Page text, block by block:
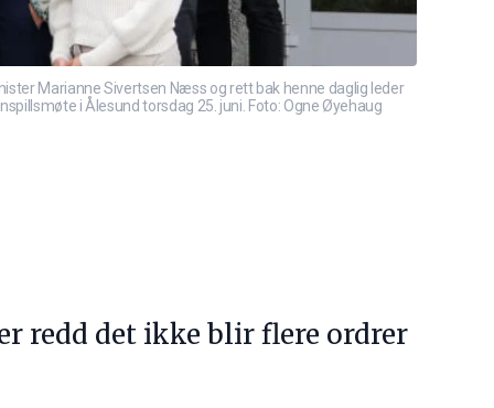
Marianne Sivertsen Næss og rett bak henne daglig leder
i Ålesund torsdag 25. juni. Foto: Ogne Øyehaug
redd det ikke blir flere ordrer